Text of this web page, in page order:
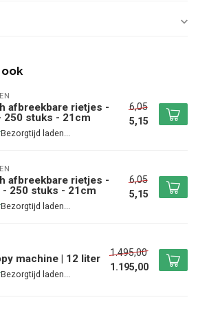
afbreekbare rietjes -
250 stuks - 21cm
6,05
5,15
afbreekbare rietjes -
250 stuks - 21cm
6,05
5,15
machine | 12 liter
1.495,00
1.195,00